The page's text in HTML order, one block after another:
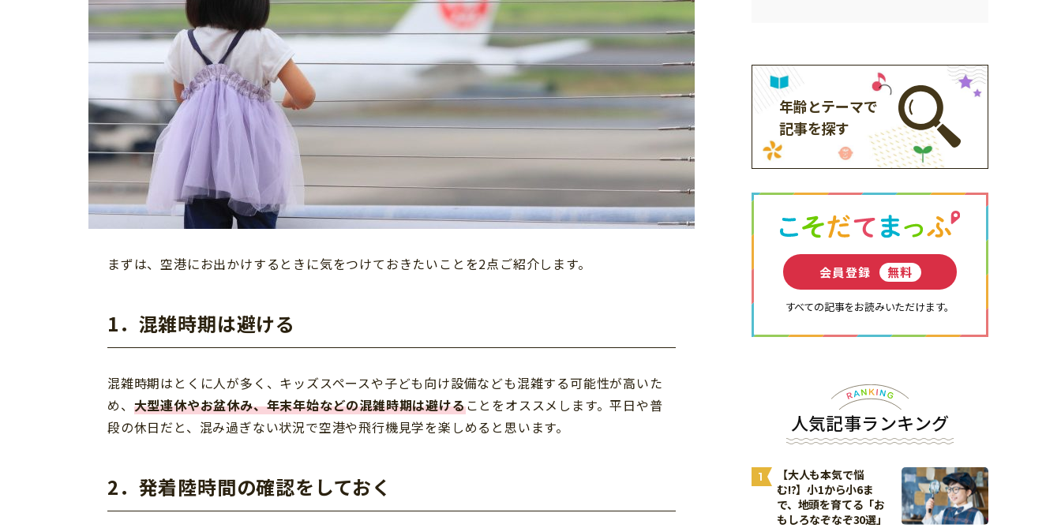
まずは、空港にお出かけするときに気をつけておきたいことを2点ご紹介します。
1．混雑時期は避ける
混雑時期はとくに人が多く、キッズスペースや子ども向け設備なども混雑する可能性が高いた
め、 大型連休やお盆休み、年末年始などの混雑時期は避けることをオススメします。平日や普
段の休日だと、混み過ぎない状況で空港や飛行機見学を楽しめると思います。
2．発着陸時間の確認をしておく
年齢とテーマで
記事を探す
会員登録 無料
すべての記事をお読みいただけます。
人気記事ランキング
1
【大人も本気で悩
む!?】小1から小6ま
で、地頭を育てる「お
もしろなぞなぞ30選」